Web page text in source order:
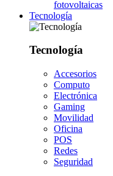
fotovoltaicas
Tecnología
Tecnología
Accesorios
Computo
Electrónica
Gaming
Movilidad
Oficina
POS
Redes
Seguridad